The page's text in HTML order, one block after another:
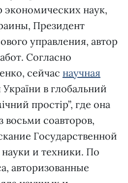
наук,
Президент
управления, автор
Согласно
сейчас научная
України в глобальний
простір”, где она
восьми соавторов,
Государственной
и техники. По
авторизованные